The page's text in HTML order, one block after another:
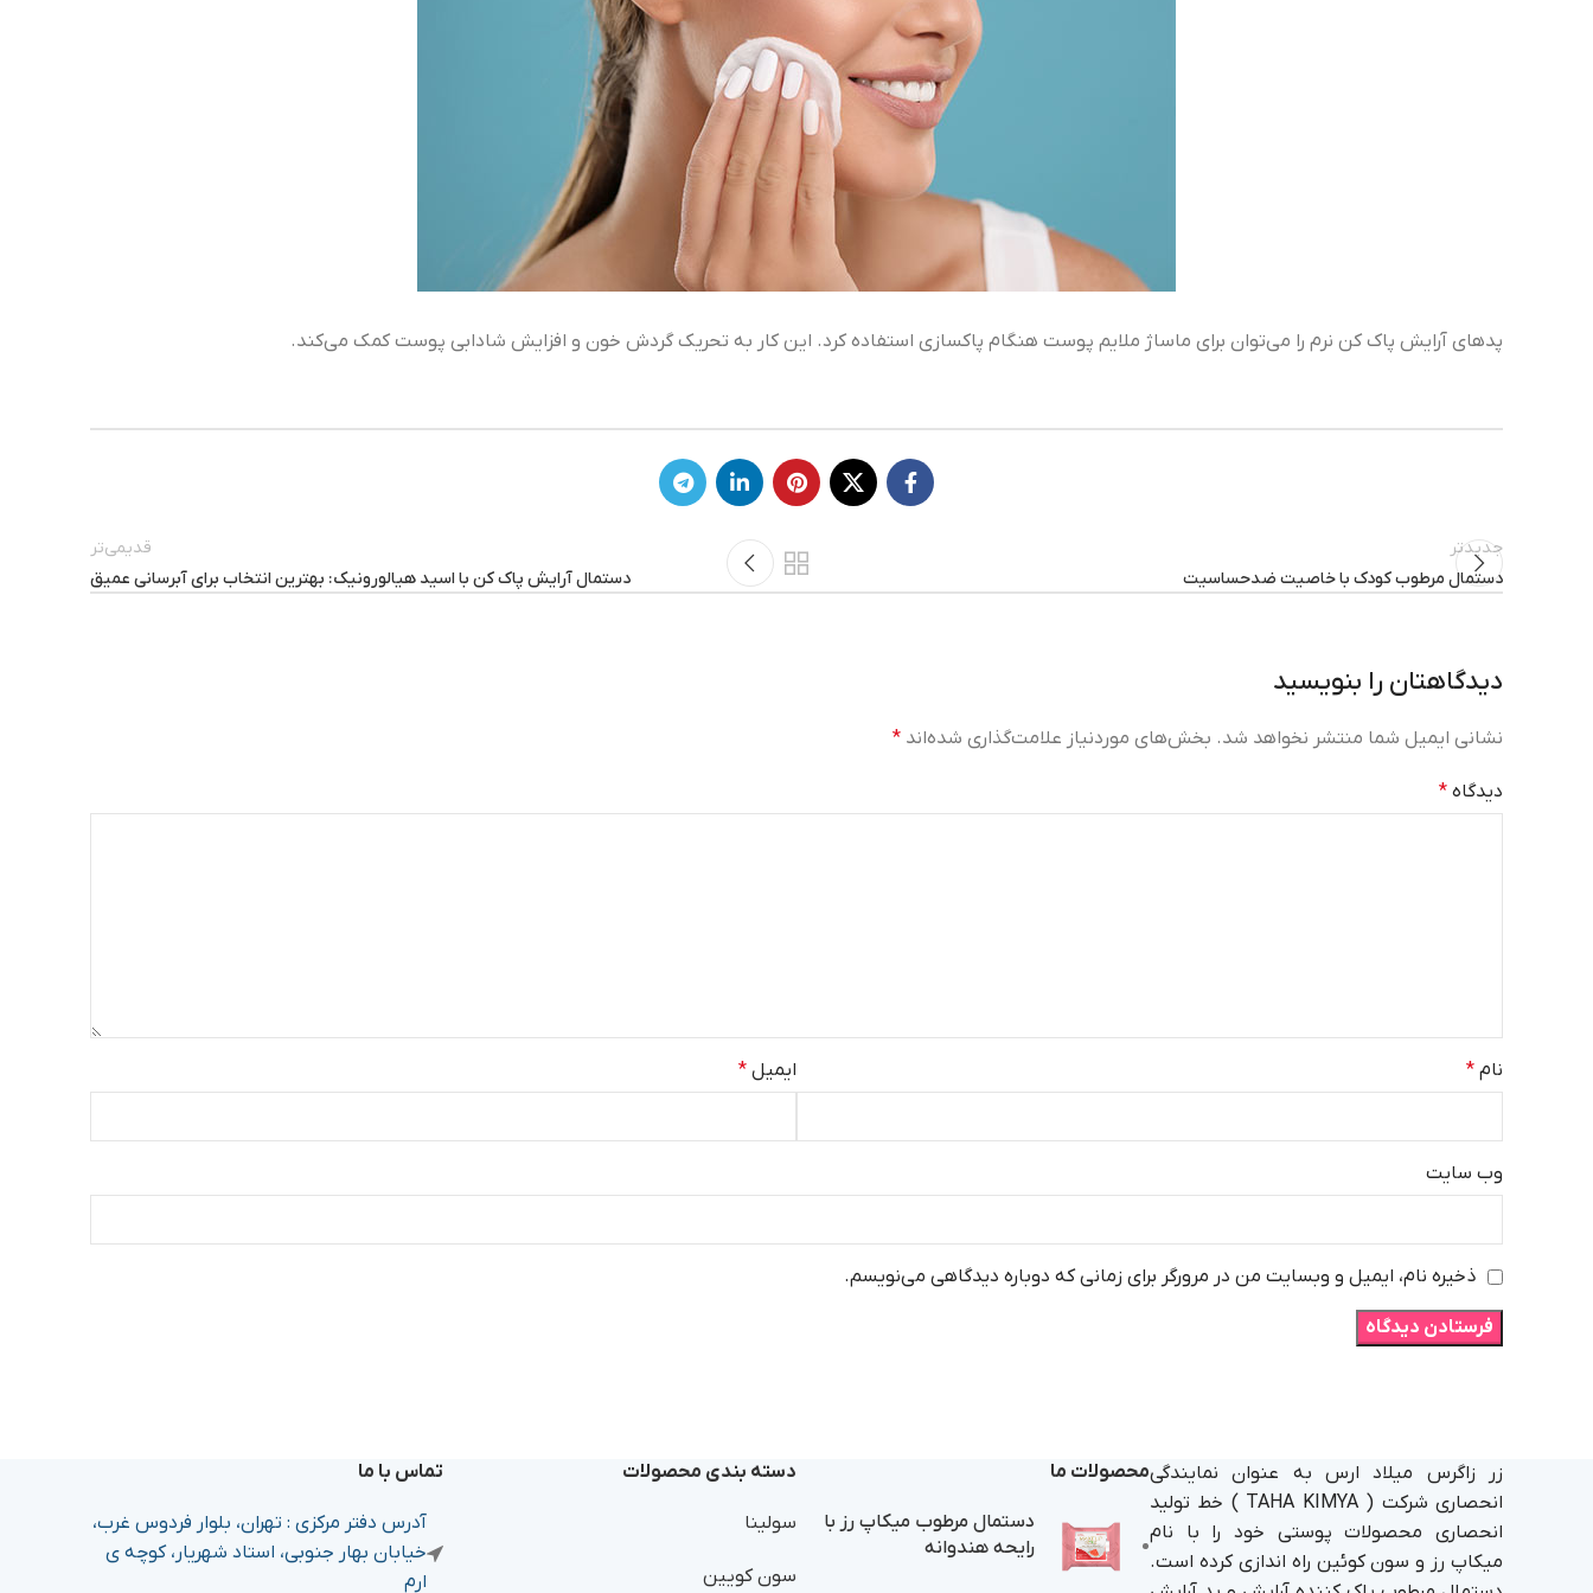
پدهای آرایش پاک کن نرم را می‌توان برای ماساژ ملایم پوست هنگام پاکسازی استفاده کرد. این کار به تحریک گردش خون و افزایش شادابی پوست کمک می‌کند.
جدیدتر
دستمال مرطوب کودک با خاصیت ضدحساسیت
قدیمی‌تر
دستمال آرایش پاک کن با اسید هیالورونیک: بهترین انتخاب برای آبرسانی عمیق
دیدگاهتان را بنویسید
نشانی ایمیل شما منتشر نخواهد شد. بخش‌های موردنیاز علامت‌گذاری شده‌اند *
دیدگاه *
نام * ایمیل *
وب‌ سایت
ذخیره نام، ایمیل و وبسایت من در مرورگر برای زمانی که دوباره دیدگاهی می‌نویسم.
زر زاگرس میلاد ارس به عنوان نمایندگی
انحصاری شرکت ( TAHA KIMYA ) خط تولید
انحصاری محصولات پوستی خود را با نام
میکاپ رز و سون کوئین راه اندازی کرده است.
محصولات ما
دستمال مرطوب میکاپ رز با
رایحه هندوانه
دسته بندی محصولات
سولینا
سون کویین
تماس با ما
آدرس دفتر مرکزی : تهران، بلوار فردوس غرب،
خیابان بهار جنوبی، استاد شهریار، کوچه ی
ارم